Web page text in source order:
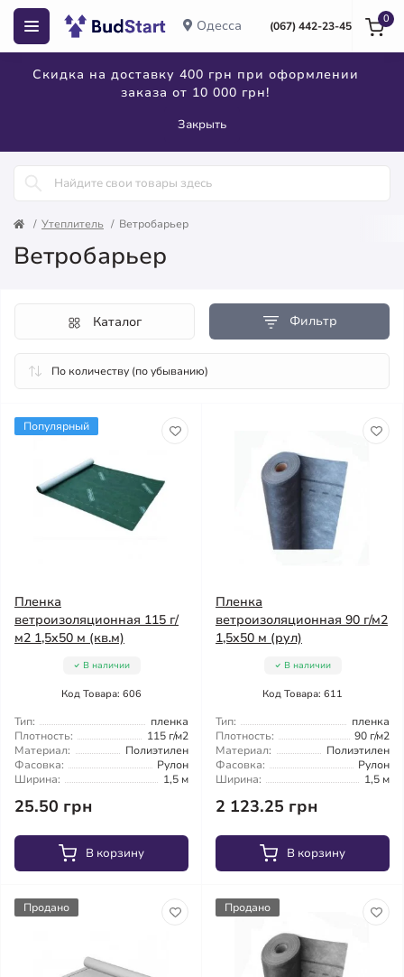
Одесса (067) 442-23-45
Скидка на доставку 400 грн при оформлении
заказа от 10 000 грн!
Закрыть
0
Утеплитель Ветробарьер
Ветробарьер
Фильтр
Каталог
Популярный
Пленка
ветроизоляционная 115 г/
м2 1,5x50 м (кв.м)
В наличии
Код Товара: 606
Тип:
пленка
Плотность:
115 г/м2
Материал:
Полиэтилен
Фасовка:
Рулон
Ширина:
1,5 м
25.50 грн
В корзину
Пленка
ветроизоляционная 90 г/м2
1,5x50 м (рул)
В наличии
Код Товара: 611
Тип:
пленка
Плотность:
90 г/м2
Материал:
Полиэтилен
Фасовка:
Рулон
Ширина:
1,5 м
2 123.25 грн
В корзину
Продано Продано